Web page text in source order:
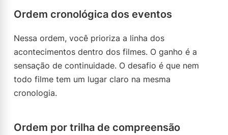
Ordem cronológica dos eventos
Nessa ordem, você prioriza a linha dos
acontecimentos dentro dos filmes. O ganho é a
sensação de continuidade. O desafio é que nem
todo filme tem um lugar claro na mesma
cronologia.
Ordem por trilha de compreensão